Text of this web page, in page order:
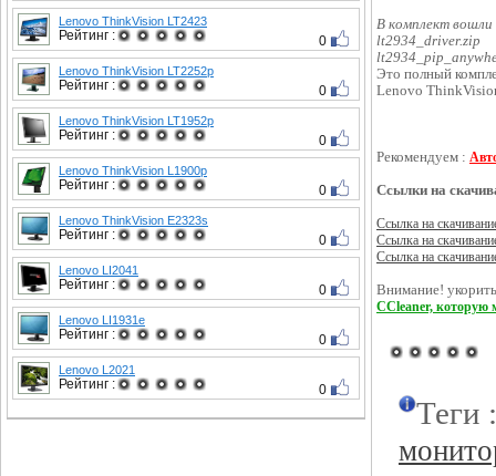
Lenovo ThinkVision LT2423
Рейтинг : 0
Lenovo ThinkVision LT2252p
Рейтинг : 0
Lenovo ThinkVision LT1952p
Рейтинг : 0
Lenovo ThinkVision L1900p
Рейтинг : 0
Lenovo ThinkVision E2323s
Рейтинг : 0
Lenovo LI2041
Рейтинг : 0
Lenovo LI1931e
Рейтинг : 0
Lenovo L2021
Рейтинг : 0
В комплект
lt2934_driver.zip
Это полный
Lenovo
Рекомендуем :
Ссылки на
Ссылка на
Ссылка на
Ссылка на
Внимание!
CCleaner, которую
Теги